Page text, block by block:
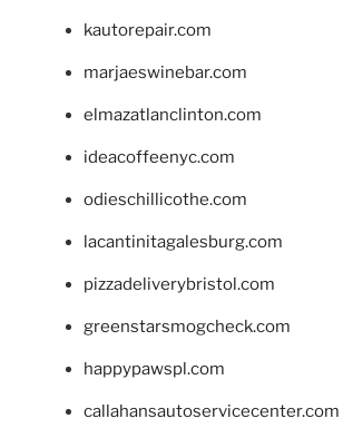
kautorepair.com
marjaeswinebar.com
elmazatlanclinton.com
ideacoffeenyc.com
odieschillicothe.com
lacantinitagalesburg.com
pizzadeliverybristol.com
greenstarsmogcheck.com
happypawspl.com
callahansautoservicecenter.com